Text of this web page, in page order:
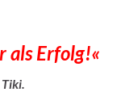
als Erfolg!«